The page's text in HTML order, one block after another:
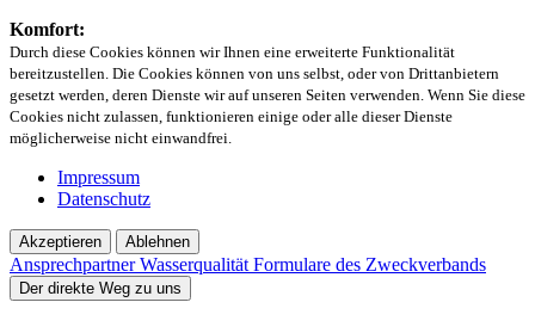
Komfort:
Durch diese Cookies können wir Ihnen eine erweiterte Funktionalität
bereitzustellen. Die Cookies können von uns selbst, oder von Drittanbietern
gesetzt werden, deren Dienste wir auf unseren Seiten verwenden. Wenn Sie diese
Cookies nicht zulassen, funktionieren einige oder alle dieser Dienste
möglicherweise nicht einwandfrei.
Impressum
Datenschutz
Akzeptieren Ablehnen
Ansprechpartner Wasserqualität Formulare des Zweckverbands
Der direkte Weg zu uns